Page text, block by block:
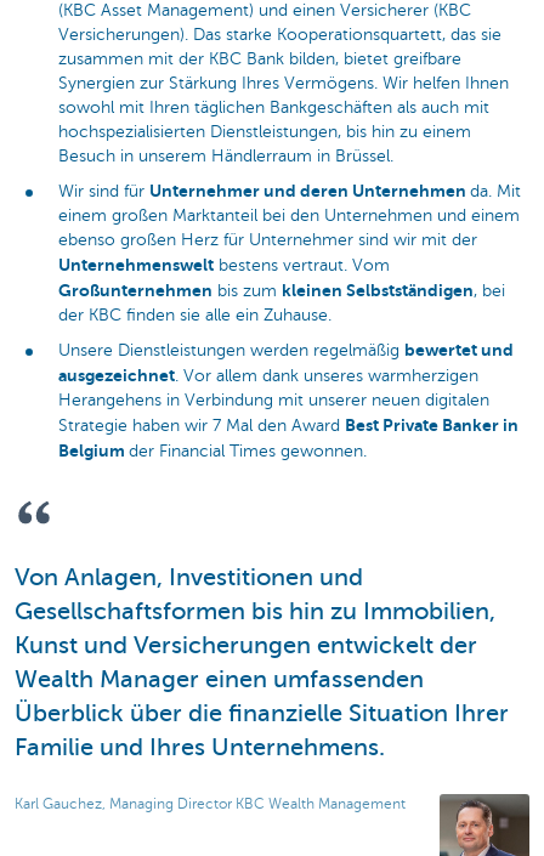
(KBC Asset Management) und einen Versicherer (KBC
Versicherungen). Das starke Kooperationsquartett, das sie
zusammen mit der KBC Bank bilden, bietet greifbare
Synergien zur Stärkung Ihres Vermögens. Wir helfen Ihnen
sowohl mit Ihren täglichen Bankgeschäften als auch mit
hochspezialisierten Dienstleistungen, bis hin zu einem
Besuch in unserem Händlerraum in Brüssel.
Wir sind für Unternehmer und deren Unternehmen da. Mit
einem großen Marktanteil bei den Unternehmen und einem
ebenso großen Herz für Unternehmer sind wir mit der
Unternehmenswelt bestens vertraut. Vom
Großunternehmen bis zum kleinen Selbstständigen, bei
der KBC finden sie alle ein Zuhause.
Unsere Dienstleistungen werden regelmäßig bewertet und
ausgezeichnet. Vor allem dank unseres warmherzigen
Herangehens in Verbindung mit unserer neuen digitalen
Strategie haben wir 7 Mal den Award Best Private Banker in
Belgium der Financial Times gewonnen.
Von Anlagen, Investitionen und
Gesellschaftsformen bis hin zu Immobilien,
Kunst und Versicherungen entwickelt der
Wealth Manager einen umfassenden
Überblick über die finanzielle Situation Ihrer
Familie und Ihres Unternehmens.
Karl Gauchez, Managing Director KBC Wealth Management